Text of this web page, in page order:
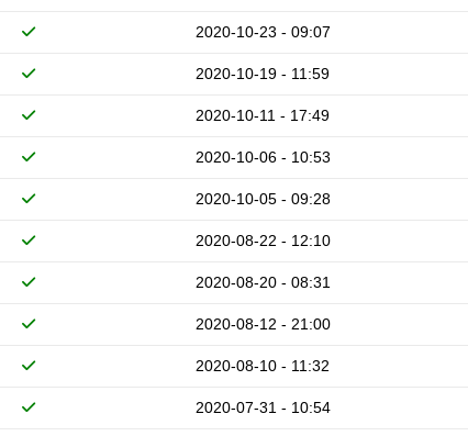
2020-10-23 - 09:07
2020-10-19 - 11:59
2020-10-11 - 17:49
2020-10-06 - 10:53
2020-10-05 - 09:28
2020-08-22 - 12:10
2020-08-20 - 08:31
2020-08-12 - 21:00
2020-08-10 - 11:32
2020-07-31 - 10:54